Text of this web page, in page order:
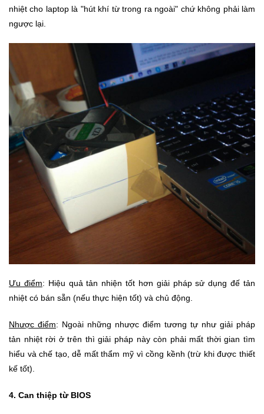
Giải
pháp
Mẹ
Và
nhiệt cho laptop là "hút khí từ trong ra ngoài" chứ không phải làm
ngược lại.
Ưu điểm: Hiệu quả tản nhiện tốt hơn giải pháp sử dụng đế tản
nhiệt có bán sẵn (nếu thực hiện tốt) và chủ động.
Nhược điểm: Ngoài những nhược điểm tương tự như giải pháp
tản nhiệt rời ở trên thì giải pháp này còn phải mất thời gian tìm
hiểu và chế tạo, dễ mất thẩm mỹ vì cồng kềnh (trừ khi được thiết
kế tốt).
4. Can thiệp từ BIOS